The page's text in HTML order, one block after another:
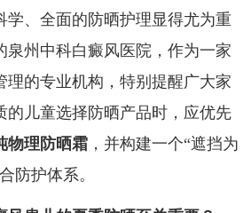
学、全面的防晒护理显得尤为重
泉州中科白癜风医院，作为一家
理的专业机构，特别提醒广大家
的儿童选择防晒产品时，应优先
物理防晒霜，并构建一个“遮挡为
防护体系。